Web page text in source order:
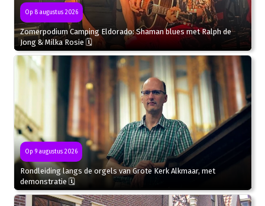
Op 8 augustus 2026
Zomerpodium Camping Eldorado: Shaman blues met Ralph de
Jong & Milka Rosie 🗓
Op 9 augustus 2026
Rondleiding langs de orgels van Grote Kerk Alkmaar, met
demonstratie 🗓